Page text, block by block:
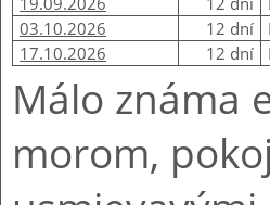
03.10.2026
12 dní
17.10.2026
12 dní
Málo známa
morom,